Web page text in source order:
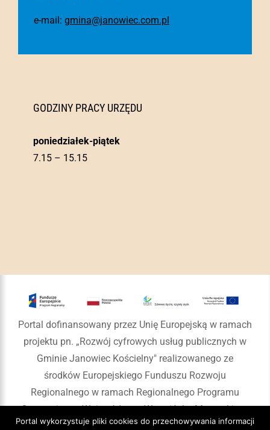
e-mail: gmina@janowiec.com.pl
GODZINY PRACY URZĘDU
poniedziałek-piątek
7.15 – 15.15
Portal dofinansowany przez Unię Europejską w ramach
projektu pn. „Rozwój cyfrowych usług publicznych w
Gminie Janowiec Kościelny" realizowanego ze
środków Europejskiego Funduszu Rozwoju
Regionalnego w ramach Regionalnego Programu
Operacyjnego Województwa Warmińsko-Mazurskiego
na lata 2014-2020
Portal wykorzystuje pliki cookies do przechowywania informacji